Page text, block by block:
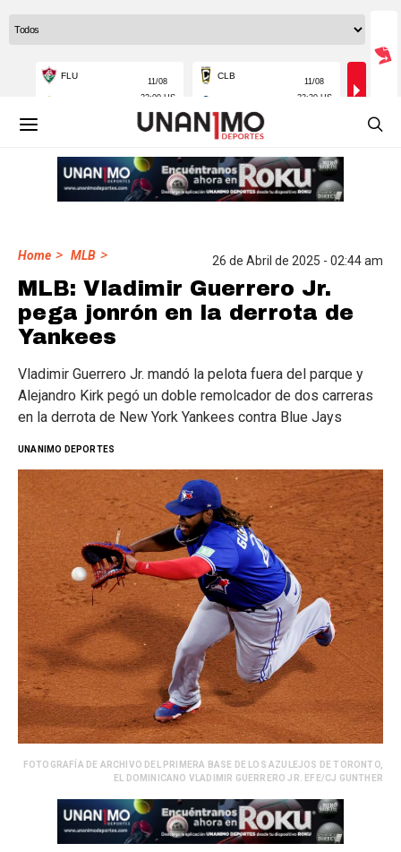
Home > MLB > 26 de Abril de 2025 - 02:44 am
MLB: Vladimir Guerrero Jr.
pega jonrón en la derrota de
Yankees
Vladimir Guerrero Jr. mandó la pelota fuera del parque y
Alejandro Kirk pegó un doble remolcador de dos carreras
en la derrota de New York Yankees contra Blue Jays
UNANIMO DEPORTES
FOTOGRAFÍA DE ARCHIVO DEL PRIMERA BASE DE LOS AZULEJOS DE TORONTO,
EL DOMINICANO VLADIMIR GUERRERO JR. EFE/CJ GUNTHER